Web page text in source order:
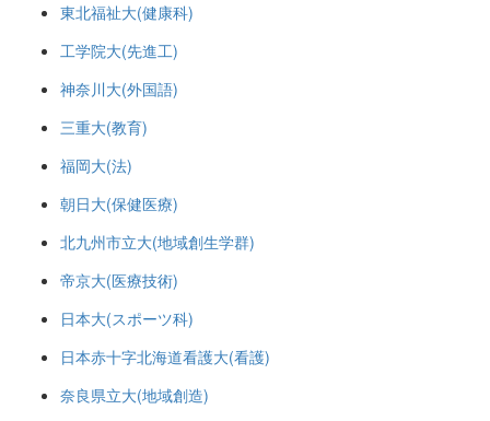
東北福祉大(健康科)
工学院大(先進工)
神奈川大(外国語)
三重大(教育)
福岡大(法)
朝日大(保健医療)
北九州市立大(地域創生学群)
帝京大(医療技術)
日本大(スポーツ科)
日本赤十字北海道看護大(看護)
奈良県立大(地域創造)